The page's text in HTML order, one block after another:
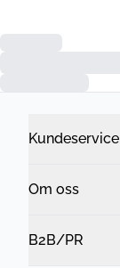
Kundeservice
Om oss
B2B/PR